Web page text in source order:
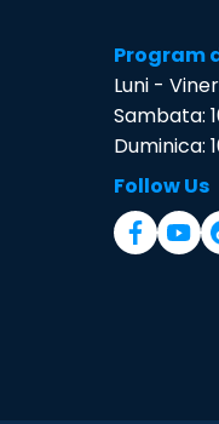
Program
Luni -
Sambata:
Duminica:
Follow Us